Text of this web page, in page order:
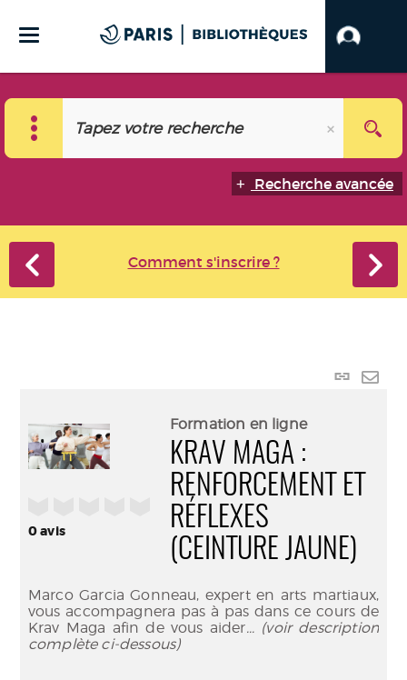
Recherche avancée
Comment s'inscrire ?
Lien
0avis
Formation en ligne
KRAV MAGA :
RENFORCEMENT ET
RÉFLEXES
(CEINTURE JAUNE)
Marco Garcia Gonneau, expert en arts martiaux,
vous accompagnera pas à pas dans ce cours de
Krav Maga afin de vous aider... (voir description
complète ci-dessous)